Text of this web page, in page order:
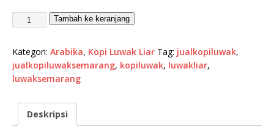
Tambah ke keranjang
Kategori: Arabika, Kopi Luwak Liar Tag: jualkopiluwak,
jualkopiluwaksemarang, kopiluwak, luwakliar,
luwaksemarang
Deskripsi